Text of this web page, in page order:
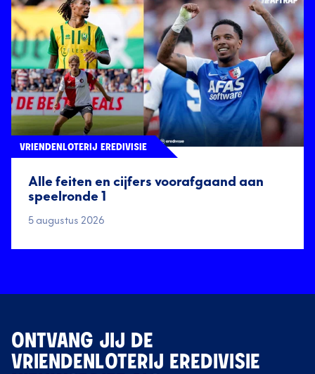
Alle feiten en cijfers voorafgaand aan
speelronde 1
VRIENDENLOTERIJ EREDIVISIE
5 augustus 2026
ONTVANG JIJ DE
VRIENDENLOTERIJ EREDIVISIE